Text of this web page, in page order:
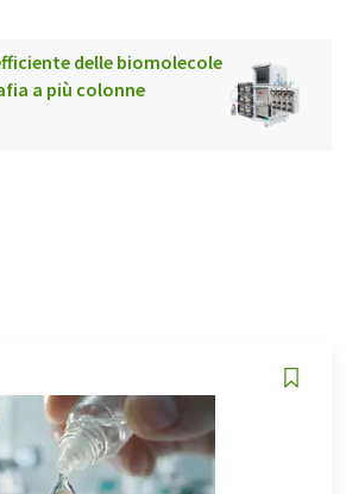
delle biomolecole
a più colonne